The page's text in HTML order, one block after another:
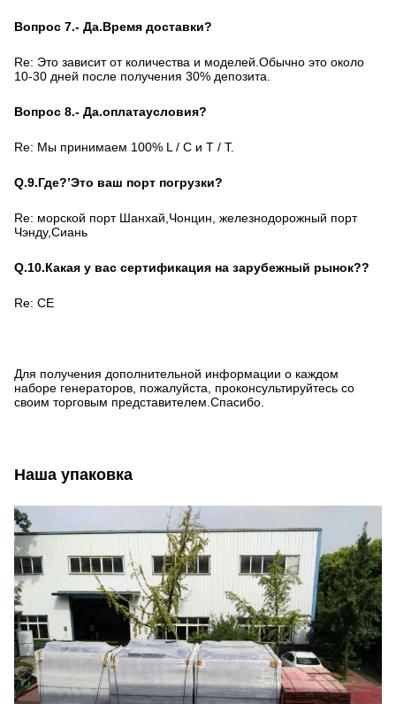
Вопрос 7.- Да.Время доставки?
Re: Это зависит от количества и моделей.Обычно это около
10-30 дней после получения 30% депозита.
Вопрос 8.- Да.оплатаусловия?
Re: Мы принимаем 100% L / C и T / T.
Q.9.Где?’Это ваш порт погрузки?
Re: морской порт Шанхай,Чонцин, железнодорожный порт
Чэнду,Сиань
Q.10.Какая у вас сертификация на зарубежный рынок??
Re: CE
Для получения дополнительной информации о каждом
наборе генераторов, пожалуйста, проконсультируйтесь со
своим торговым представителем.Спасибо.
Наша упаковка